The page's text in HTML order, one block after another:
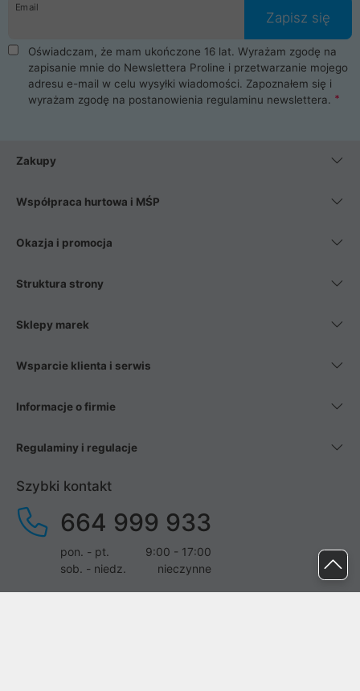
Email
Zapisz się
Oświadczam, że mam ukończone 16 lat. Wyrażam zgodę na
zapisanie mnie do Newslettera Proline i przetwarzanie mojego
adresu e-mail w celu wysyłki wiadomości. Zapoznałem się i
wyrażam zgodę na postanowienia regulaminu newslettera.
Zakupy
Współpraca hurtowa i MŚP
Okazja i promocja
Struktura strony
Sklepy marek
Wsparcie klienta i serwis
Informacje o firmie
Regulaminy i regulacje
Szybki kontakt
664 999 933
pon. - pt.
9:00 - 17:00
sob. - niedz.
nieczynne